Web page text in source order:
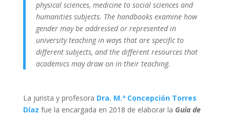
physical sciences, medicine to social sciences and
humanities subjects. The handbooks examine how
gender may be addressed or represented in
university teaching in ways that are specific to
different subjects, and the different resources that
academics may draw on in their teaching.
La jurista y profesora Dra. M.ª Concepción Torres
Díaz fue la encargada en 2018 de elaborar la Guía de